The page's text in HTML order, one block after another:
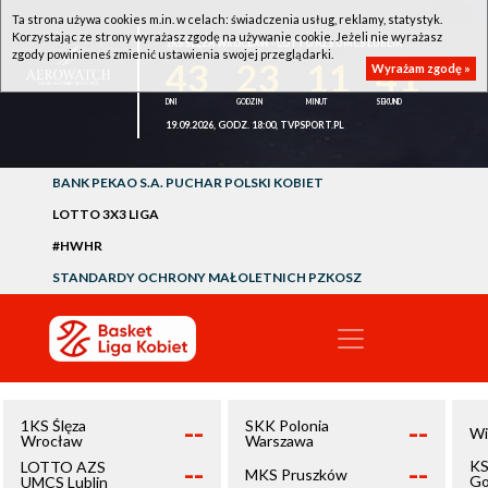
1KS ŚLĘZA WROCŁAW - LOTTO AZS UMCS LUBLIN
41
19.09.2026, GODZ. 18:00, TVPSPORT.PL
BANK PEKAO S.A. PUCHAR POLSKI KOBIET
LOTTO 3X3 LIGA
#HWHR
STANDARDY OCHRONY MAŁOLETNICH PZKOSZ
1KS Ślęza
Wrocław
--
LOTTO AZS
UMCS Lublin
--
SKK Polonia
Warszawa
--
MKS Pruszków --
Ta strona używa cookies m.in. w celach: świadczenia usług, reklamy, statystyk.
Korzystając ze strony wyrażasz zgodę na używanie cookie. Jeżeli nie wyrażasz
zgody powinieneś zmienić ustawienia swojej przeglądarki.
Wyrażam zgodę »